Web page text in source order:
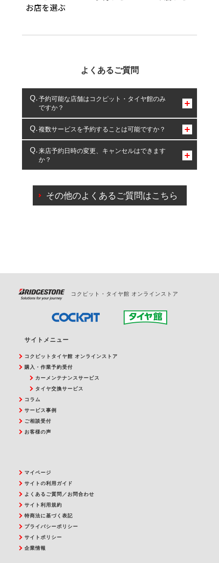
よくあるご質問
予約可能な店舗はコクピット・タイヤ館のみ
ですか？
コクピット・タイヤ館のみとなります。
複数サービスを予約することは可能ですか？
複数サービスのご予約は可能です。
一部の商品・サービスの組み合わせに限り、同時にご予約が
出来ないものもございます。
来店予約日時の変更、キャンセルはできます
か？
ご来店予約日の3営業日前を過ぎている場合のご予約
の日時変更につきましては、直接ご予約の店舗まで
その他のよくあるご質問はこちら
コクピット・タイヤ館 オンラインストア
サイトメニュー
コクピットタイヤ館 オンラインストア
購入・作業予約受付
カーメンテナンスサービス
タイヤ交換サービス
コラム
サービス事例
ご相談受付
お客様の声
マイページ
サイトの利用ガイド
よくあるご質問／お問合わせ
サイト利用規約
特商法に基づく表記
プライバシーポリシー
サイトポリシー
企業情報